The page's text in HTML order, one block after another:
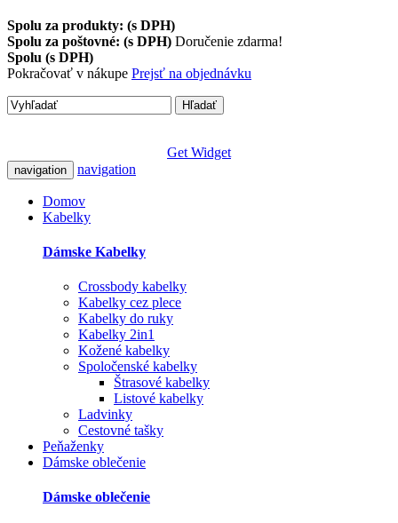
Spolu za produkty: (s DPH)
Spolu za poštovné: (s DPH) Doručenie zdarma!
Spolu (s DPH)
Pokračovať v nákupe Prejsť na objednávku
Hľadať
Get Widget
navigation navigation
Domov
Kabelky
Dámske Kabelky
Crossbody kabelky
Kabelky cez plece
Kabelky do ruky
Kabelky 2in1
Kožené kabelky
Spoločenské kabelky
Štrasové kabelky
Listové kabelky
Ladvinky
Cestovné tašky
Peňaženky
Dámske oblečenie
Dámske oblečenie